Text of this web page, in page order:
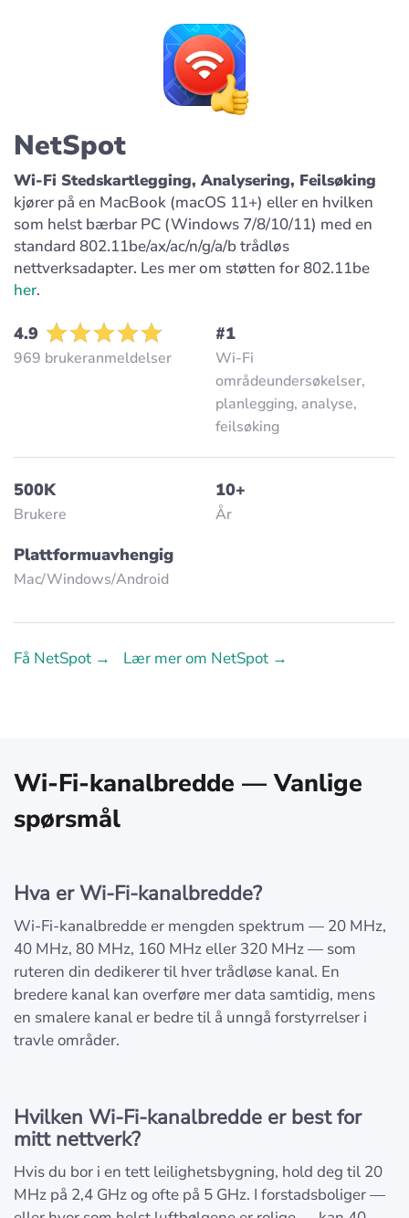
NetSpot
Wi-Fi Stedskartlegging, Analysering, Feilsøking
kjører på en MacBook (macOS 11+) eller en hvilken
som helst bærbar PC (Windows 7/8/10/11) med en
standard 802.11be/ax/ac/n/g/a/b trådløs
nettverksadapter. Les mer om støtten for 802.11be
her.
4.9
969 brukeranmeldelser
#1
Wi-Fi
områdeundersøkelser,
planlegging, analyse,
feilsøking
500K
Brukere
10+
År
Plattformuavhengig
Mac/Windows/Аndroid
Få NetSpot → Lær mer om NetSpot →
Wi-Fi-kanalbredde — Vanlige
spørsmål
Hva er Wi-Fi-kanalbredde?
Wi-Fi-kanalbredde er mengden spektrum — 20 MHz,
40 MHz, 80 MHz, 160 MHz eller 320 MHz — som
ruteren din dedikerer til hver trådløse kanal. En
bredere kanal kan overføre mer data samtidig, mens
en smalere kanal er bedre til å unngå forstyrrelser i
travle områder.
Hvilken Wi-Fi-kanalbredde er best for
mitt nettverk?
Hvis du bor i en tett leilighetsbygning, hold deg til 20
MHz på 2,4 GHz og ofte på 5 GHz. I forstadsboliger —